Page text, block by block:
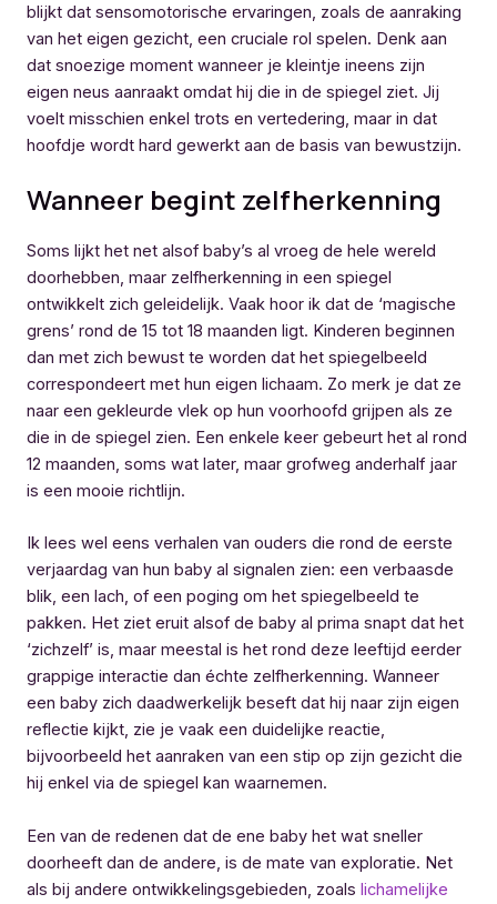
blijkt dat sensomotorische ervaringen, zoals de aanraking
van het eigen gezicht, een cruciale rol spelen. Denk aan
dat snoezige moment wanneer je kleintje ineens zijn
eigen neus aanraakt omdat hij die in de spiegel ziet. Jij
voelt misschien enkel trots en vertedering, maar in dat
hoofdje wordt hard gewerkt aan de basis van bewustzijn.
Wanneer begint zelfherkenning
Soms lijkt het net alsof baby’s al vroeg de hele wereld
doorhebben, maar zelfherkenning in een spiegel
ontwikkelt zich geleidelijk. Vaak hoor ik dat de ‘magische
grens’ rond de 15 tot 18 maanden ligt. Kinderen beginnen
dan met zich bewust te worden dat het spiegelbeeld
correspondeert met hun eigen lichaam. Zo merk je dat ze
naar een gekleurde vlek op hun voorhoofd grijpen als ze
die in de spiegel zien. Een enkele keer gebeurt het al rond
12 maanden, soms wat later, maar grofweg anderhalf jaar
is een mooie richtlijn.
Ik lees wel eens verhalen van ouders die rond de eerste
verjaardag van hun baby al signalen zien: een verbaasde
blik, een lach, of een poging om het spiegelbeeld te
pakken. Het ziet eruit alsof de baby al prima snapt dat het
‘zichzelf’ is, maar meestal is het rond deze leeftijd eerder
grappige interactie dan échte zelfherkenning. Wanneer
een baby zich daadwerkelijk beseft dat hij naar zijn eigen
reflectie kijkt, zie je vaak een duidelijke reactie,
bijvoorbeeld het aanraken van een stip op zijn gezicht die
hij enkel via de spiegel kan waarnemen.
Een van de redenen dat de ene baby het wat sneller
doorheeft dan de andere, is de mate van exploratie. Net
als bij andere ontwikkelingsgebieden, zoals lichamelijke